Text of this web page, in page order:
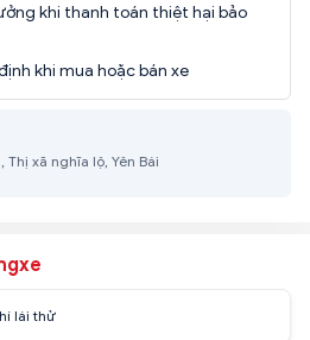
khi thanh toán thiệt hại bảo
khi mua hoặc bán xe
xã nghĩa lộ, Yên Bái
lái thử